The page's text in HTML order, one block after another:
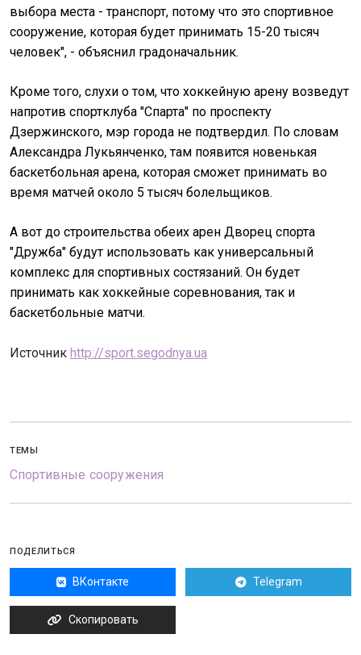
выбора места - транспорт, потому что это спортивное
сооружение, которая будет принимать 15-20 тысяч
человек", - объяснил градоначальник.
Кроме того, слухи о том, что хоккейную арену возведут
напротив спортклуба "Спарта" по проспекту
Дзержинского, мэр города не подтвердил. По словам
Александра Лукьянченко, там появится новенькая
баскетбольная арена, которая сможет принимать во
время матчей около 5 тысяч болельщиков.
А вот до строительства обеих арен Дворец спорта
"Дружба" будут использовать как универсальный
комплекс для спортивных состязаний. Он будет
принимать как хоккейные соревнования, так и
баскетбольные матчи.
Источник http://sport.segodnya.ua
ТЕМЫ
Спортивные сооружения
ПОДЕЛИТЬСЯ
ВКонтакте Telegram
Скопировать